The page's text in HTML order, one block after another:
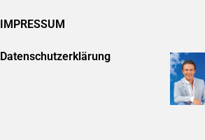
IMPRESSUM
Datenschutzerklärung